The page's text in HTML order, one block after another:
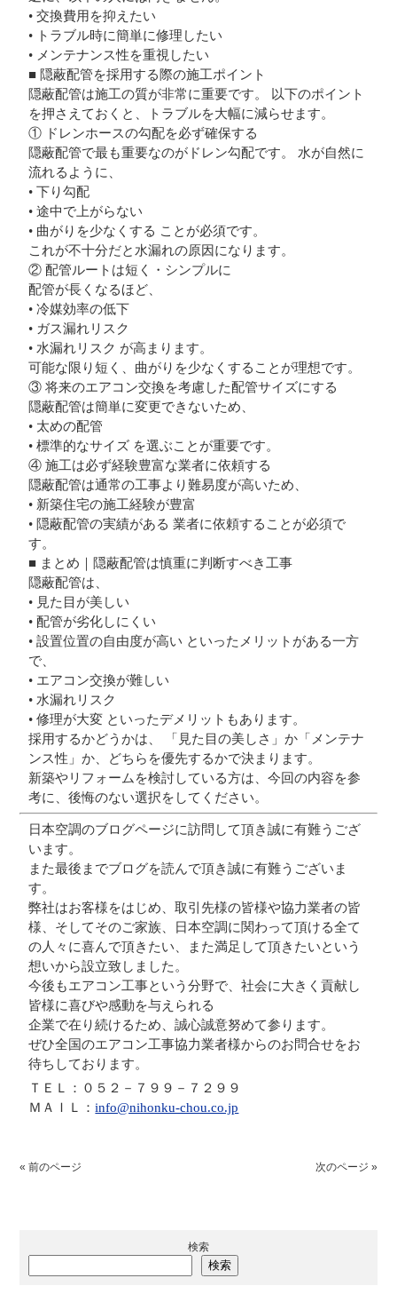
• 交換費用を抑えたい
• トラブル時に簡単に修理したい
• メンテナンス性を重視したい
■ 隠蔽配管を採用する際の施工ポイント
隠蔽配管は施工の質が非常に重要です。 以下のポイント
を押さえておくと、トラブルを大幅に減らせます。
① ドレンホースの勾配を必ず確保する
隠蔽配管で最も重要なのがドレン勾配です。 水が自然に
流れるように、
• 下り勾配
• 途中で上がらない
• 曲がりを少なくする ことが必須です。
これが不十分だと水漏れの原因になります。
② 配管ルートは短く・シンプルに
配管が長くなるほど、
• 冷媒効率の低下
• ガス漏れリスク
• 水漏れリスク が高まります。
可能な限り短く、曲がりを少なくすることが理想です。
③ 将来のエアコン交換を考慮した配管サイズにする
隠蔽配管は簡単に変更できないため、
• 太めの配管
• 標準的なサイズ を選ぶことが重要です。
④ 施工は必ず経験豊富な業者に依頼する
隠蔽配管は通常の工事より難易度が高いため、
• 新築住宅の施工経験が豊富
• 隠蔽配管の実績がある 業者に依頼することが必須で
す。
■ まとめ｜隠蔽配管は慎重に判断すべき工事
隠蔽配管は、
• 見た目が美しい
• 配管が劣化しにくい
• 設置位置の自由度が高い といったメリットがある一方
で、
• エアコン交換が難しい
• 水漏れリスク
• 修理が大変 といったデメリットもあります。
採用するかどうかは、 「見た目の美しさ」か「メンテナ
ンス性」か、どちらを優先するかで決まります。
新築やリフォームを検討している方は、今回の内容を参
考に、後悔のない選択をしてください。
日本空調のブログページに訪問して頂き誠に有難うござ
います。
また最後までブログを読んで頂き誠に有難うございま
す。
弊社はお客様をはじめ、取引先様の皆様や協力業者の皆
様、そしてそのご家族、日本空調に関わって頂ける全て
の人々に喜んで頂きたい、また満足して頂きたいという
想いから設立致しました。
今後もエアコン工事という分野で、社会に大きく貢献し
皆様に喜びや感動を与えられる
企業で在り続けるため、誠心誠意努めて参ります。
ぜひ全国のエアコン工事協力業者様からのお問合せをお
待ちしております。
ＴＥＬ：０５２－７９９－７２９９
ＭＡＩＬ：info@nihonku-chou.co.jp
« 前のページ 次のページ »
検索
検索